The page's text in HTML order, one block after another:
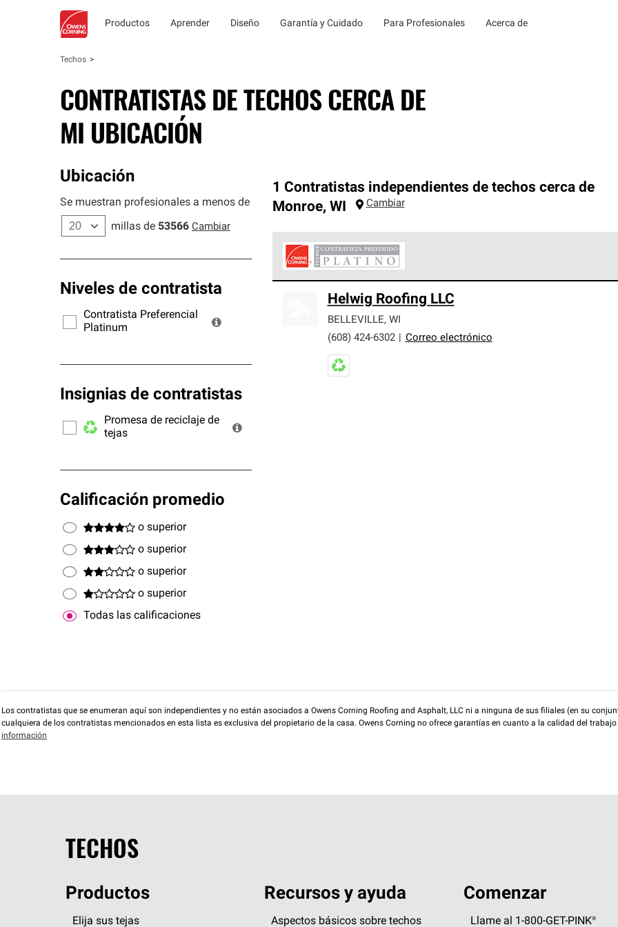
Productos Aprender Diseño Garantía y Cuidado Para Profesionales Acerca de
Techos
CONTRATISTAS DE TECHOS CERCA DE
MI UBICACIÓN
Ubicación
Se muestran profesionales a menos de
millas de 53566 Cambiar
Niveles de contratista
Contratista Preferencial
Platinum
Insignias de contratistas
Promesa de reciclaje de
tejas
Calificación promedio
o superior
o superior
o superior
o superior
Todas las calificaciones
1 Contratistas independientes de techos cerca de
Monroe, WI Cambiar
cumplen con estándares estrictos de profesionalismo, confiabilidad
Helwig Roofing LLC
BELLEVILLE, WI
(608) 424-6302
Correo electrónico
Los contratistas que se enumeran aquí son independientes y no están asociados a Owens Corning Roofing and Asphalt, LLC ni a ninguna de sus filiales (en su
cualquiera de los contratistas mencionados en esta lista es exclusiva del propietario de la casa. Owens Corning no ofrece garantías en cuanto a la calidad del
información
TECHOS
Productos
Elija sus tejas
Recursos y ayuda
Aspectos básicos sobre techos
Comenzar
Llame al 1-800-GET -PINK®